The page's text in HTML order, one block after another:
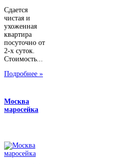
Сдается
чистая и
ухоженная
квартира
посуточно от
2-х суток.
Стоимость...
Подробнее »
Москва
маросейка